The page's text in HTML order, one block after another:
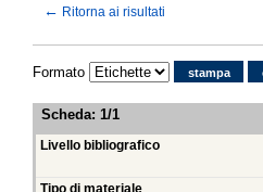
← Ritorna ai risultati
Formato stampa
Scheda: 1/1
Livello bibliografico
Tipo di materiale